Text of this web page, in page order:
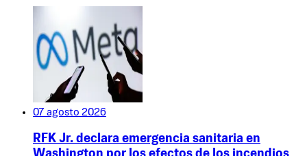
07 agosto 2026
RFK Jr. declara emergencia sanitaria en